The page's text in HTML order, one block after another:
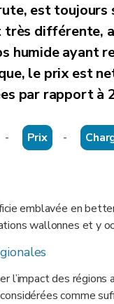
est toujours
différente,
humide ayant
le prix est
par rapport à
- Prix -
emblavée en
wallonnes et y
l’impact des
considérées comme